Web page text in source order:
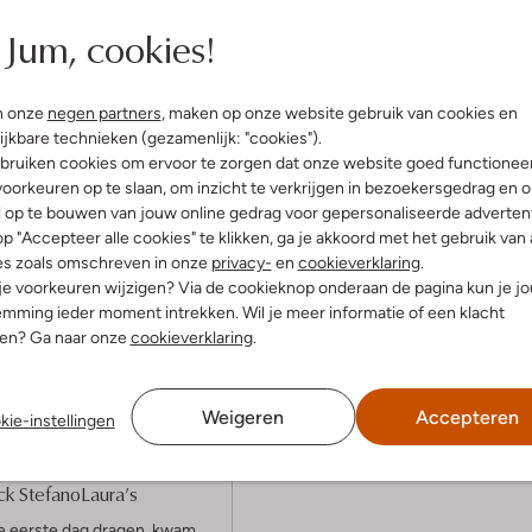
Jum, cookies!
onze negen partners, maken op onze website gebruik van cookies en
technieken (gezamenlijk: "cookies").
cookies om ervoor te zorgen dat onze website goed
op te slaan, om inzicht te verkrijgen in bezoekersgedrag en
op te bouwen van jouw online gedrag voor gepersonaliseerde
"Accepteer alle cookies" te klikken, ga je akkoord met het gebruik van
zoals omschreven in onze privacy- en cookieverklaring.
voorkeuren wijzigen? Via de cookieknop onderaan de pagina kun je
ieder moment intrekken. Wil je meer informatie of een klacht
Ga naar onzecookieverklaring.
instellingen Weigeren Accepteren
Product informatie
(3)
StefanoLaura’s